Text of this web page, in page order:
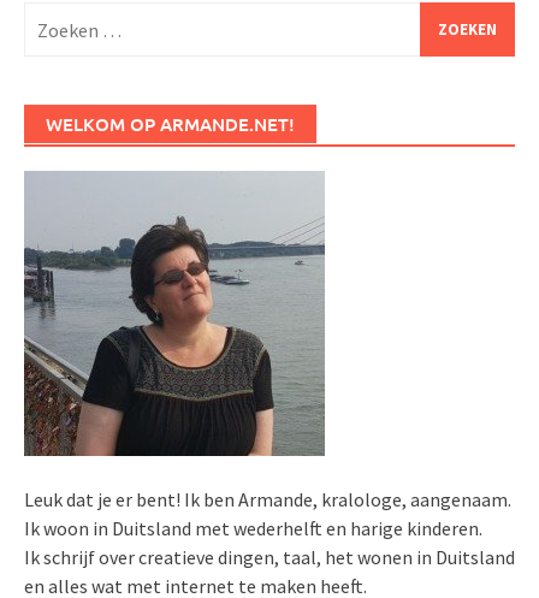
naar:
WELKOM OP ARMANDE.NET!
Leuk dat je er bent! Ik ben Armande, kralologe, aangenaam.
Ik woon in Duitsland met wederhelft en harige kinderen.
Ik schrijf over creatieve dingen, taal, het wonen in Duitsland
en alles wat met internet te maken heeft.